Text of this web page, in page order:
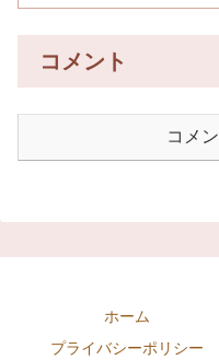
コメント
コメ
ホーム
プライバシーポリシー